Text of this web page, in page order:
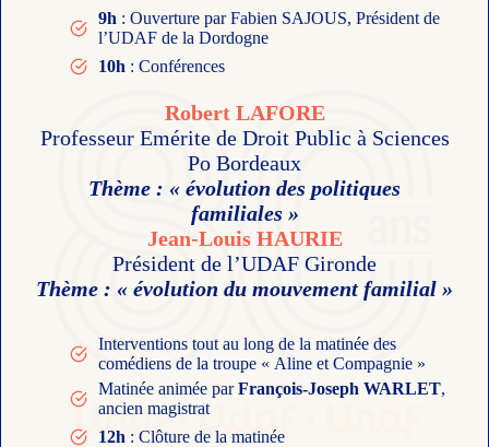
9h : Ouverture par Fabien SAJOUS, Président de
l’UDAF de la Dordogne
10h : Conférences
Robert LAFORE
Professeur Emérite de Droit Public à Sciences
Po Bordeaux
Thème : « évolution des politiques
familiales »
Jean-Louis HAURIE
Président de l’UDAF Gironde
Thème : « évolution du mouvement familial »
Interventions tout au long de la matinée des
comédiens de la troupe « Aline et Compagnie »
Matinée animée parFrançois-Joseph WARLET,
ancien magistrat
12h : Clôture de la matinée